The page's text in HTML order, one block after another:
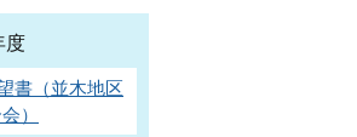
度
書（並木地区
）